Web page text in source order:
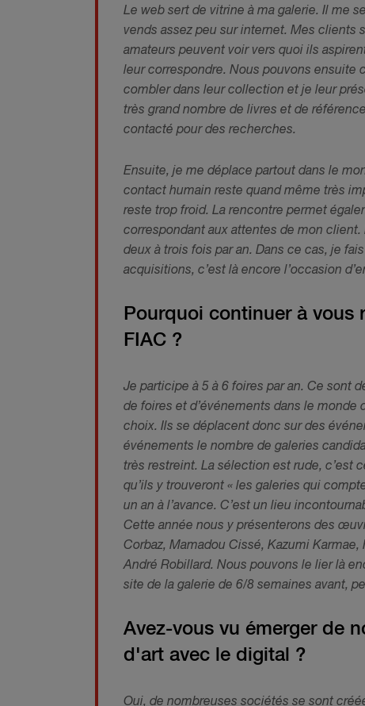
Le web sert de vitrine à ma galerie. Il me
vends assez peu sur internet. Mes clients
amateurs peuvent voir vers quoi ils
leur correspondre. Nous pouvons ensuite
combler dans leur collection et je leur
très grand nombre de livres et de
contacté pour des recherches.
Ensuite, je me déplace partout dans le
contact humain reste quand même très
reste trop froid. La rencontre permet
correspondant aux attentes de mon
deux à trois fois par an. Dans ce cas, je
acquisitions, c’est là encore l’occasion
Pourquoi continuer à vous
FIAC ?
Je participe à 5 à 6 foires par an. Ce sont
de foires et d’événements dans le
choix. Ils se déplacent donc sur des
événements le nombre de galeries
très restreint. La sélection est rude, c’est
qu’ils y trouveront « les galeries qui
un an à l’avance. C’est un lieu
Cette année nous y présenterons des
Corbaz, Mamadou Cissé, Kazumi
André Robillard. Nous pouvons le lier là
site de la galerie de 6/8 semaines avant,
Avez-vous vu émerger de
d'art avec le digital ?
Oui, de nombreuses sociétés se sont